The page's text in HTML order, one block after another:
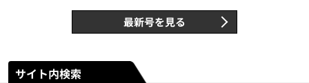
最新号を見る
サイト内検索